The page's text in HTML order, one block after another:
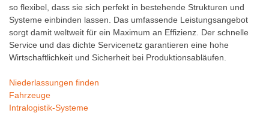
so flexibel, dass sie sich perfekt in bestehende Strukturen und
Systeme einbinden lassen. Das umfassende Leistungsangebot
sorgt damit weltweit für ein Maximum an Effizienz. Der schnelle
Service und das dichte Servicenetz garantieren eine hohe
Wirtschaftlichkeit und Sicherheit bei Produktionsabläufen.
Niederlassungen finden
Fahrzeuge
Intralogistik-Systeme